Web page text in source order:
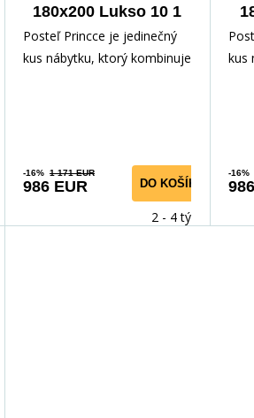
180x200 Lukso 10 1
Posteľ Princce je jedinečný
kus nábytku, ktorý kombinuje
-16% 1 171 EUR
986 EUR DO KOŠÍKA
2 - 4 týdny
kus
-16%